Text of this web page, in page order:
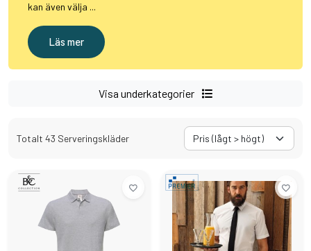
kan även välja ...
Läs mer
Visa underkategorier
Totalt 43 Serveringskläder